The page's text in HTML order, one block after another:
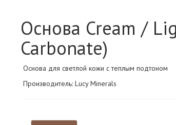
Основа Cream /
Carbonate)
Основа для светлой кожи с теплым подтоном
Производитель: Lucy Minerals